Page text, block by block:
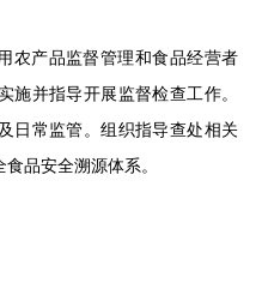
农产品监督管理和食品经营者
施并指导开展监督检查工作。
日常监管。组织指导查处相关
品安全溯源体系。